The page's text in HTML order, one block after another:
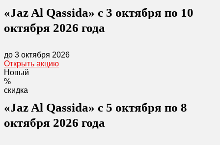
«Jaz Al Qassida» с 3 октября по 10
октября 2026 года
до 3 октября 2026
Открыть акцию
Новый
%
скидка
«Jaz Al Qassida» с 5 октября по 8
октября 2026 года